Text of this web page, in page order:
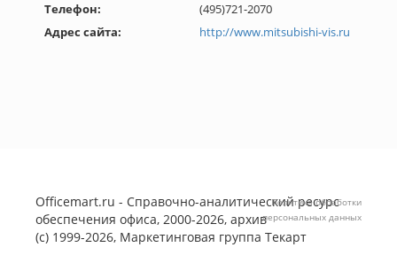
Телефон:
(495)721-2070
Адрес сайта:
http://www.mitsubishi-vis.ru
Officemart.ru - Справочно-аналитический ресурс
обеспечения офиса, 2000-2026, архив
(с) 1999-2026, Маркетинговая группа Текарт
Политика обработки
персональных данных